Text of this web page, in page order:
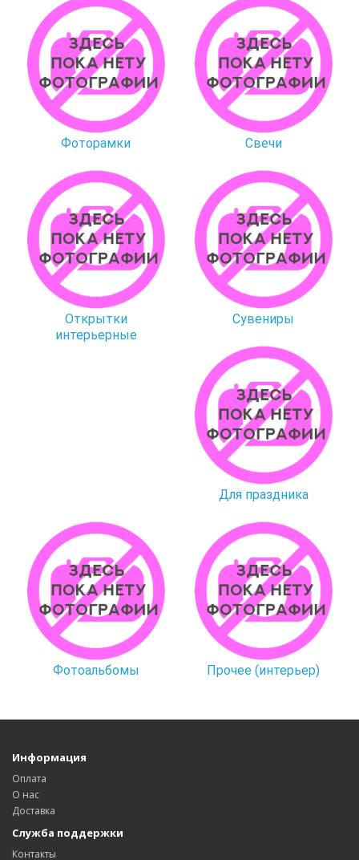
Фоторамки Свечи
Открытки
интерьерные
Сувениры
Для праздника
Фотоальбомы Прочее (интерьер)
Информация
Оплата
О нас
Доставка
Служба поддержки
Контакты